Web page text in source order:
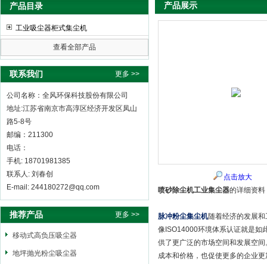
产品目录
工业吸尘器柜式集尘机
查看全部产品
联系我们 更多 >>
公司名称：全风环保科技股份有限公司
地址:江苏省南京市高淳区经济开发区凤山
路5-8号
邮编：211300
电话：
手机: 18701981385
联系人: 刘春创
E-mail: 244180272@qq.com
推荐产品 更多 >>
移动式高负压吸尘器
地坪抛光粉尘吸尘器
产品展示
点击放大
喷砂除尘机工业集尘器的详细资料
脉冲粉尘集尘机随着经济的发展
像ISO14000环境体系认证就是如
供了更广泛的市场空间和发展空
成本和价格，也促使更多的企业